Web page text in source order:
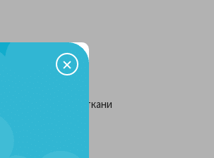
из экокожи/ткани